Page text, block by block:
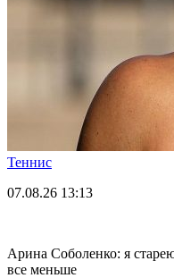
Теннис
07.08.26 13:13
Арина Соболенко: я
все меньше